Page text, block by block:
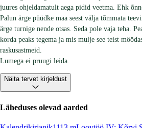
juures ohjeldamatult aega pidid veetma. Ehk
Palun ärge püüdke maa seest välja tõmmata
ärge turnige nende otsas. Seda pole vaja teha.
korda peaks tegema ja mis mulje see teist
raskusastmeid.
Lumega ei pruugi leida.
Näita tervet kirjeldust
Läheduses olevad aarded